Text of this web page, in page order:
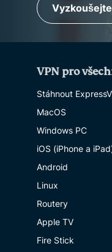
VPN pro
Stáhnout
MacOS
Windows PC
iOS (iPhone a
Android
Linux
Routery
Apple TV
Fire Stick